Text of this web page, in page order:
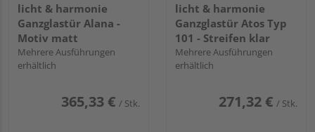
licht & harmonie
Ganzglastür Alana -
Motiv matt
Mehrere Ausführungen
erhältlich
365,33 € / Stk.
licht & harmonie
Ganzglastür Atos Typ
101 - Streifen klar
Mehrere Ausführungen
erhältlich
271,32 € / Stk.